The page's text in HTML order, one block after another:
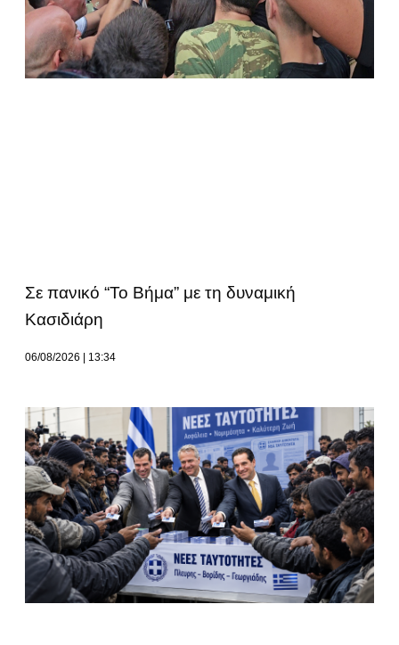
Σε πανικό “Το Βήμα” με τη δυναμική
Κασιδιάρη
06/08/2026 13:34